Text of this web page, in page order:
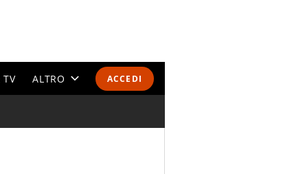
ACCEDI
TV ALTRO